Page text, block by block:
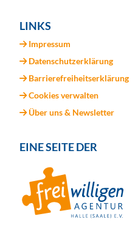
LINKS
Impressum
Datenschutzerklärung
Barrierefreiheitserklärung
Cookies verwalten
Über uns & Newsletter
EINE SEITE DER